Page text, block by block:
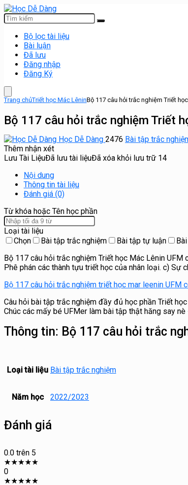
Bộ lọc tài liệu
Bài luận
Đã lưu
Đăng nhập
Đăng Ký
Trang chủTriết học Mác LêninBộ 117 câu hỏi trắc nghiệm Triết
Bộ 117 câu hỏi trắc nghiệm Triết
Học Dễ Dàng 2476 Bài tập trắc
Thêm nhận xét
Lưu Tài LiệuĐã lưu tài liệuĐã xóa khỏi lưu trữ 14
Nội dung
Thông tin tài liệu
Đánh giá (0)
Từ khóa hoặc Tên học phần
Loại tài liệu
Chọn
Bài tập trắc nghiệm Bài tập tự luận
Bộ 117 câu hỏi trắc nghiệm Triết học Mác Lênin
Phê phán các thành tựu triết học của nhân loại. c) Sự
Bộ 117 câu hỏi trắc nghiệm triết học mar leenin UFM
Câu hỏi bài tập trắc nghiệm đầy đủ học phần Triết
Chúc các mấy bé UFMer làm bài tập thật hăng say nè
Thông tin: Bộ 117 câu hỏi trắc
Loại tài liệu Bài tập trắc nghiệm
Năm học 2022/2023
Đánh giá
0.0 trên 5
★★★★★
0
★★★★★